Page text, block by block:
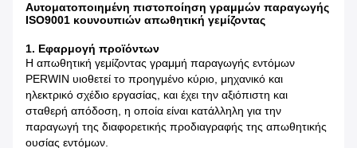
Αυτοματοποιημένη πιστοποίηση γραμμών παραγωγής
ISO9001 κουνουπιών απωθητική γεμίζοντας
1. Εφαρμογή προϊόντων
Η απωθητική γεμίζοντας γραμμή παραγωγής εντόμων
PERWIN υιοθετεί το προηγμένο κύριο, μηχανικό και
ηλεκτρικό σχέδιο εργασίας, και έχει την αξιόπιστη και
σταθερή απόδοση, η οποία είναι κατάλληλη για την
παραγωγή της διαφορετικής προδιαγραφής της απωθητικής
ουσίας εντόμων.